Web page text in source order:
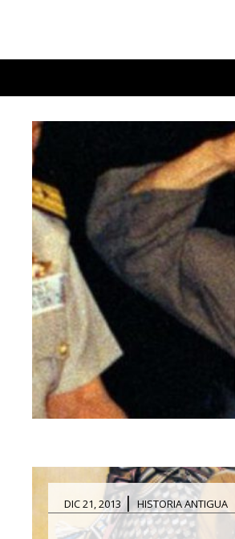
DIC 21, 2013 |HISTORIA ANTIGUA